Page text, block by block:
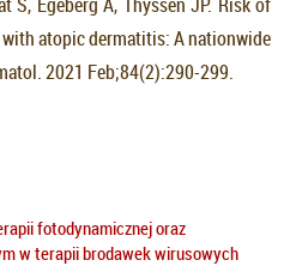
S, Egeberg A, Thyssen JP. Risk of
atopic dermatitis: A nationwide
2021 Feb;84(2):290-299.
fotodynamicznej oraz
w terapii brodawek wirusowych